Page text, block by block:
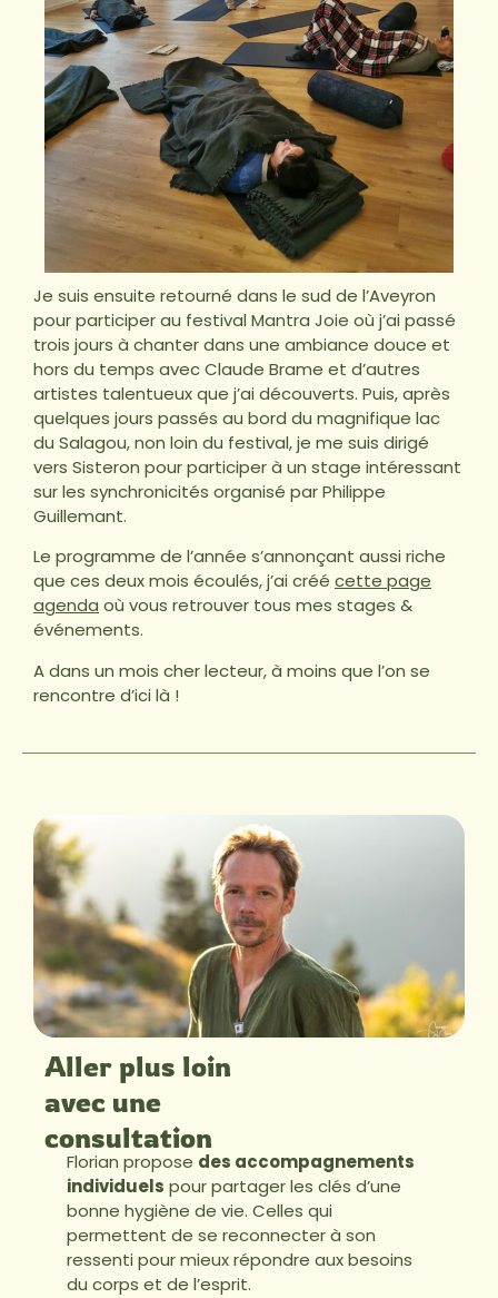
Je suis ensuite retourné dans le sud de l’Aveyron
pour participer au festival Mantra Joie où j’ai passé
trois jours à chanter dans une ambiance douce et
hors du temps avec Claude Brame et d’autres
artistes talentueux que j’ai découverts. Puis, après
quelques jours passés au bord du magnifique lac
du Salagou, non loin du festival, je me suis dirigé
vers Sisteron pour participer à un stage intéressant
sur les synchronicités organisé par Philippe
Guillemant.
Le programme de l’année s’annonçant aussi riche
que ces deux mois écoulés, j’ai créé cette page
agenda où vous retrouver tous mes stages &
événements.
A dans un mois cher lecteur, à moins que l’on se
rencontre d’ici là !
Aller plus loin
avec une
consultation
Florian propose des accompagnements
individuels pour partager les clés d’une
bonne hygiène de vie. Celles qui
permettent de se reconnecter à son
ressenti pour mieux répondre aux besoins
du corps et de l’esprit.